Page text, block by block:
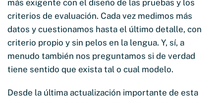
más exigente con el diseño de las pruebas y los
criterios de evaluación. Cada vez medimos más
datos y cuestionamos hasta el último detalle, con
criterio propio y sin pelos en la lengua. Y, sí, a
menudo también nos preguntamos si de verdad
tiene sentido que exista tal o cual modelo.
Desde la última actualización importante de esta